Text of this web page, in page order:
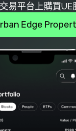
易平台上購買UE
Edge